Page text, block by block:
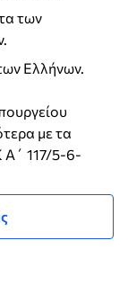
των
Ελλήνων.
με τα
Α΄ 117/5-6-